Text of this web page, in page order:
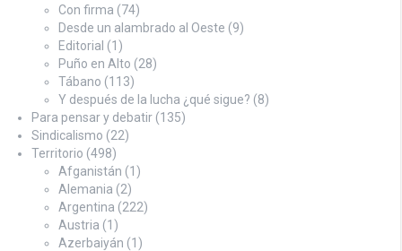
Con firma (74)
Desde un alambrado al Oeste (9)
Editorial (1)
Puño en Alto (28)
Tábano (113)
Y después de la lucha ¿qué sigue? (8)
Para pensar y debatir (135)
Sindicalismo (22)
Territorio (498)
Afganistán (1)
Alemania (2)
Argentina (222)
Austria (1)
Azerbaiyán (1)